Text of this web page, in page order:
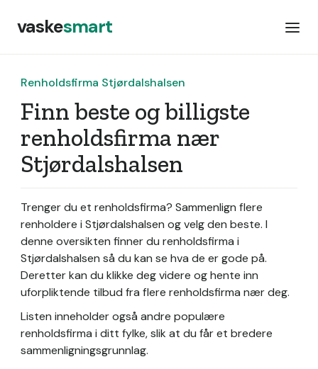
vaskesmart
Renholdsfirma Stjørdalshalsen
Finn beste og billigste
renholdsfirma nær
Stjørdalshalsen
Trenger du et renholdsfirma? Sammenlign flere
renholdere i Stjørdalshalsen og velg den beste. I
denne oversikten finner du renholdsfirma i
Stjørdalshalsen så du kan se hva de er gode på.
Deretter kan du klikke deg videre og hente inn
uforpliktende tilbud fra flere renholdsfirma nær deg.
Listen inneholder også andre populære
renholdsfirma i ditt fylke, slik at du får et bredere
sammenligningsgrunnlag.